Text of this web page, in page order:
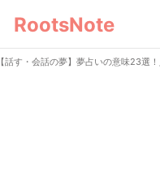
RootsNote
【話す・会話の夢】夢占いの意味23選